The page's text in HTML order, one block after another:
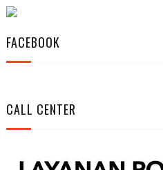
FACEBOOK
CALL CENTER